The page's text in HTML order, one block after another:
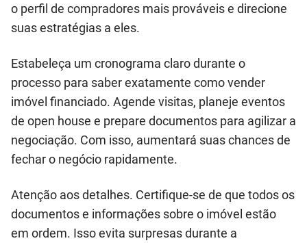
o perfil de compradores mais prováveis e direcione
suas estratégias a eles.
Estabeleça um cronograma claro durante o
processo para saber exatamente como vender
imóvel financiado. Agende visitas, planeje eventos
de open house e prepare documentos para agilizar a
negociação. Com isso, aumentará suas chances de
fechar o negócio rapidamente.
Atenção aos detalhes. Certifique-se de que todos os
documentos e informações sobre o imóvel estão
em ordem. Isso evita surpresas durante a